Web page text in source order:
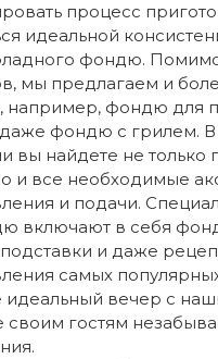
процесс
идеальной
фондю.
мы предлагаем и
например, фондю для
даже фондю с грилем.
вы найдете не только
и все необходимые
и подачи.
включают в себя
и даже
самых
идеальный вечер с
своим гостям